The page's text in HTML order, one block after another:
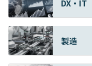
DX・IT
製造